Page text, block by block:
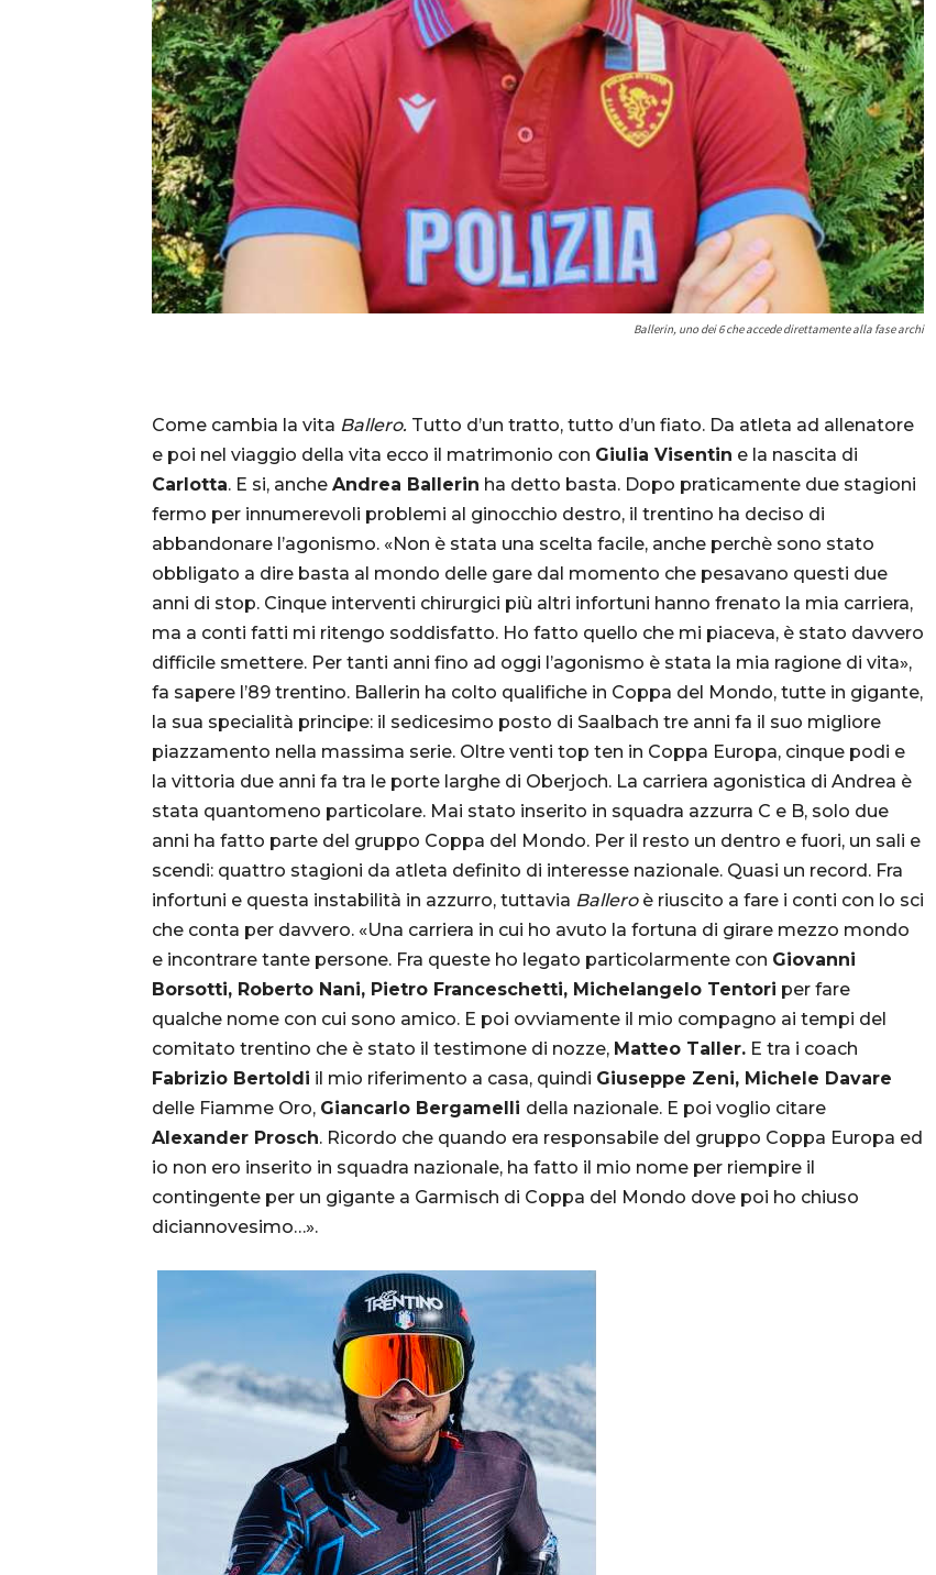
Ballerin, uno dei 6 che accede direttamente alla fase archi
Come cambia la vita Ballero. Tutto d’un tratto, tutto d’un fiato. Da atleta ad allenatore
e poi nel viaggio della vita ecco il matrimonio con Giulia Visentin e la nascita di
Carlotta. E si, anche Andrea Ballerin ha detto basta. Dopo praticamente due stagioni
fermo per innumerevoli problemi al ginocchio destro, il trentino ha deciso di
abbandonare l’agonismo. «Non è stata una scelta facile, anche perchè sono stato
obbligato a dire basta al mondo delle gare dal momento che pesavano questi due
anni di stop. Cinque interventi chirurgici più altri infortuni hanno frenato la mia carriera,
ma a conti fatti mi ritengo soddisfatto. Ho fatto quello che mi piaceva, è stato davvero
difficile smettere. Per tanti anni fino ad oggi l’agonismo è stata la mia ragione di vita»,
fa sapere l’89 trentino. Ballerin ha colto qualifiche in Coppa del Mondo, tutte in gigante,
la sua specialità principe: il sedicesimo posto di Saalbach tre anni fa il suo migliore
piazzamento nella massima serie. Oltre venti top ten in Coppa Europa, cinque podi e
la vittoria due anni fa tra le porte larghe di Oberjoch. La carriera agonistica di Andrea è
stata quantomeno particolare. Mai stato inserito in squadra azzurra C e B, solo due
anni ha fatto parte del gruppo Coppa del Mondo. Per il resto un dentro e fuori, un sali e
scendi: quattro stagioni da atleta definito di interesse nazionale. Quasi un record. Fra
infortuni e questa instabilità in azzurro, tuttavia Balleroè riuscito a fare i conti con lo sci
che conta per davvero. «Una carriera in cui ho avuto la fortuna di girare mezzo mondo
e incontrare tante persone. Fra queste ho legato particolarmente con Giovanni
Borsotti, Roberto Nani, Pietro Franceschetti, Michelangelo Tentori per fare
qualche nome con cui sono amico. E poi ovviamente il mio compagno ai tempi del
comitato trentino che è stato il testimone di nozze, Matteo Taller. E tra i coach
Fabrizio Bertoldi il mio riferimento a casa, quindi Giuseppe Zeni, Michele Davare
delle Fiamme Oro, Giancarlo Bergamelli della nazionale. E poi voglio citare
Alexander Prosch. Ricordo che quando era responsabile del gruppo Coppa Europa ed
io non ero inserito in squadra nazionale, ha fatto il mio nome per riempire il
contingente per un gigante a Garmisch di Coppa del Mondo dove poi ho chiuso
diciannovesimo…».